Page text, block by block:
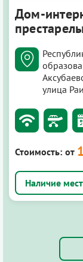
Дом-
улица
Стоимость: от